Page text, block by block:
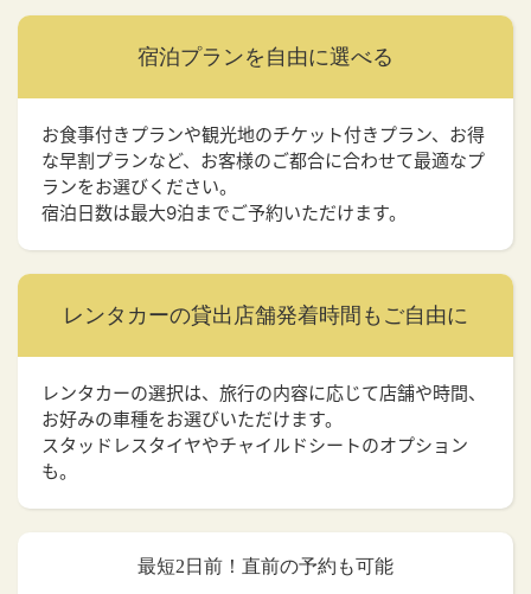
宿泊プランを 自由に選べる
お食事付きプランや観光地のチケット付きプラン、お得
な早割プランなど、お客様のご都合に合わせて最適なプ
ランをお選びください。
宿泊日数は最大9泊までご予約いただけます。
レンタカーの貸出店舗発着時間もご自由に
レンタカーの選択は、旅行の内容に応じて店舗や時間、
お好みの車種をお選びいただけます。
スタッドレスタイヤやチャイルドシートのオプション
も。
最短2日前！直前の予約も可能